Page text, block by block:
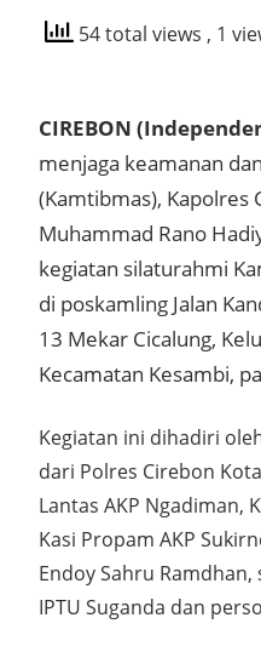
54 total views , 1
CIREBON
menjaga keamanan
(Kamtibmas), Kapolres
Muhammad Rano
kegiatan silaturahmi
di poskamling Jalan
13 Mekar Cicalung,
Kecamatan Kesambi,
Kegiatan ini dihadiri
dari Polres Cirebon
Lantas AKP Ngadiman,
Kasi Propam AKP
Endoy Sahru
IPTU Suganda dan